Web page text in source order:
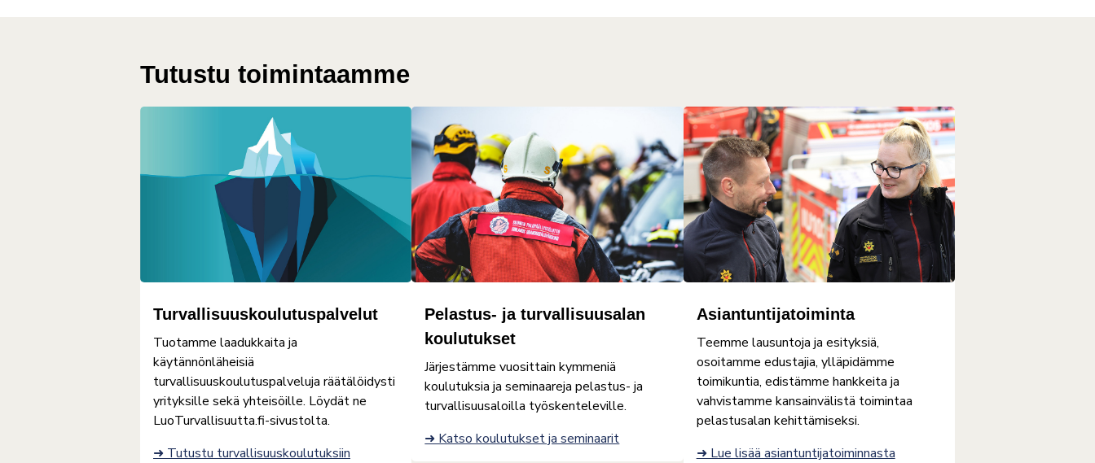
Tutustu toimintaamme
Turvallisuuskoulutuspalvelut
Tuotamme laadukkaita ja
käytännönläheisiä
turvallisuuskoulutuspalveluja räätälöidysti
yrityksille sekä yhteisöille. Löydät ne
LuoTurvallisuutta.fi-sivustolta.
➜ Tutustu turvallisuuskoulutuksiin
Pelastus- ja turvallisuusalan
koulutukset
Järjestämme vuosittain kymmeniä
koulutuksia ja seminaareja pelastus- ja
turvallisuusaloilla työskenteleville.
➜ Katso koulutukset ja seminaarit
Asiantuntijatoiminta
Teemme lausuntoja ja esityksiä,
osoitamme edustajia, ylläpidämme
toimikuntia, edistämme hankkeita ja
vahvistamme kansainvälistä toimintaa
pelastusalan kehittämiseksi.
➜ Lue lisää asiantuntijatoiminnasta